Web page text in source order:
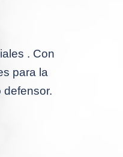
. Con
para la
defensor.